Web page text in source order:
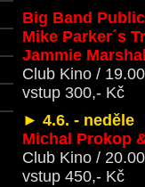
Big Band
Mike Parker´s
Jammie
Club Kino / 19.00
vstup 300,- Kč
► 4.6. - neděle
Michal Prokop
Club Kino / 20.00
vstup 450,- Kč